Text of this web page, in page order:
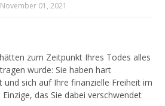
November 01, 2021
zum Zeitpunkt Ihres Todes alles
wurde: Sie haben hart
und sich auf Ihre finanzielle Freiheit im
das Sie dabei verschwendet